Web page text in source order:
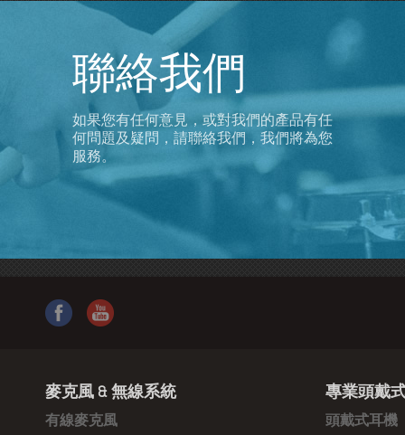
聯絡我們
如果您有任何意見，或對我們的產品有任
何問題及疑問，請聯絡我們，我們將為您
服務。
麥克風 & 無線系統
有線麥克風
專業頭戴
頭戴式耳機